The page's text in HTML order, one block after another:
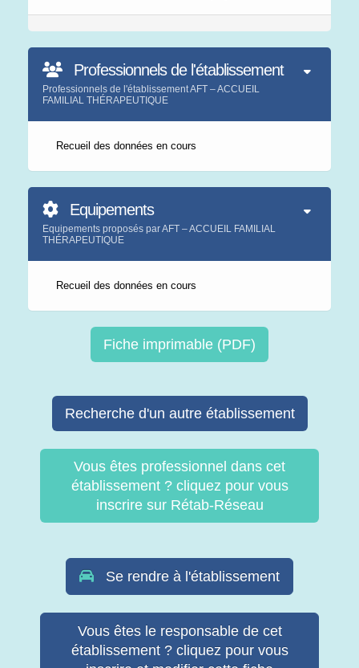
Professionnels de l'établissement
Professionnels de l'établissement AFT – ACCUEIL
FAMILIAL THÉRAPEUTIQUE
Recueil des données en cours
Equipements
Equipements proposés par AFT – ACCUEIL FAMILIAL
THÉRAPEUTIQUE
Recueil des données en cours
Fiche imprimable (PDF)
Recherche d'un autre établissement
Vous êtes professionnel dans cet
établissement ? cliquez pour vous
inscrire sur Rétab-Réseau
Se rendre à l'établissement
Vous êtes le responsable de cet
établissement ? cliquez pour vous